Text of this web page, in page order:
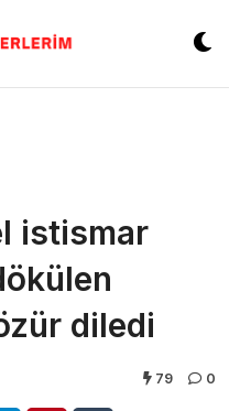
istismar
diledi
79 0